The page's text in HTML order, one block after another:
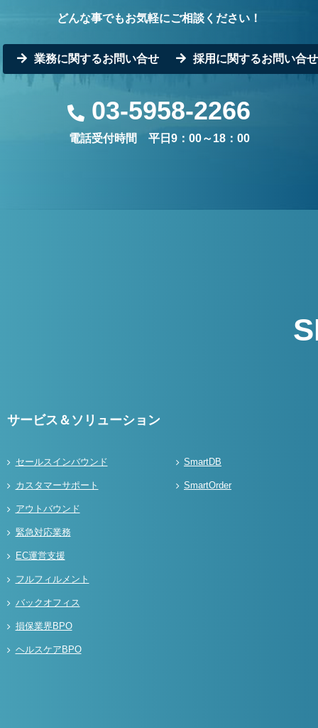
どんな事でもお気軽にご相談ください！
業務に関するお問い合せ 採用に関するお問い合せ
03-5958-2266
電話受付時間 平日9：00～18：00
サービス＆ソリューション
セールスインバウンド
カスタマーサポート
アウトバウンド
緊急対応業務
EC運営支援
フルフィルメント
バックオフィス
損保業界BPO
ヘルスケアBPO
SmartDB
SmartOrder